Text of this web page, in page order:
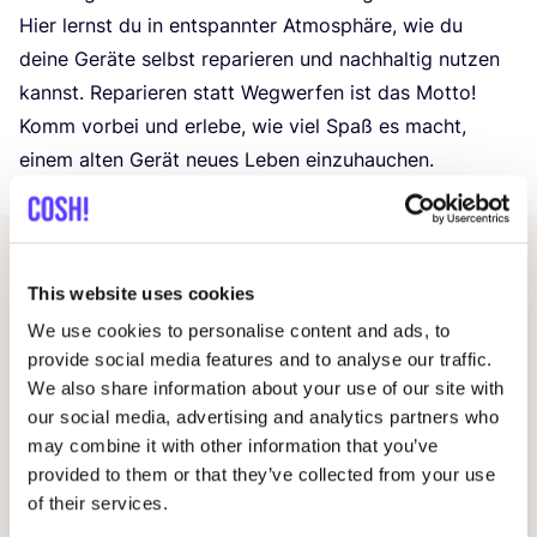
This website uses cookies
We use cookies to personalise content and ads, to
provide social media features and to analyse our traffic.
We also share information about your use of our site with
our social media, advertising and analytics partners who
may combine it with other information that you’ve
provided to them or that they’ve collected from your use
of their services.
Hier lernst du in ent­spann­ter Atmo­sphä­re, wie du
dei­ne Gerä­te selbst repa­rie­ren und nach­hal­tig nut­zen
kannst. Repa­rie­ren statt Weg­wer­fen ist das Mot­to!
Komm vor­bei und erle­be, wie viel Spaß es macht,
einem alten Gerät neu­es Leben einzuhauchen.
Andere Veranstaltungen